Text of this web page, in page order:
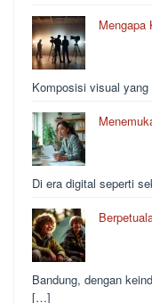
Komposisi visual
Di era digital seperti
Bandung, dengan
[…]